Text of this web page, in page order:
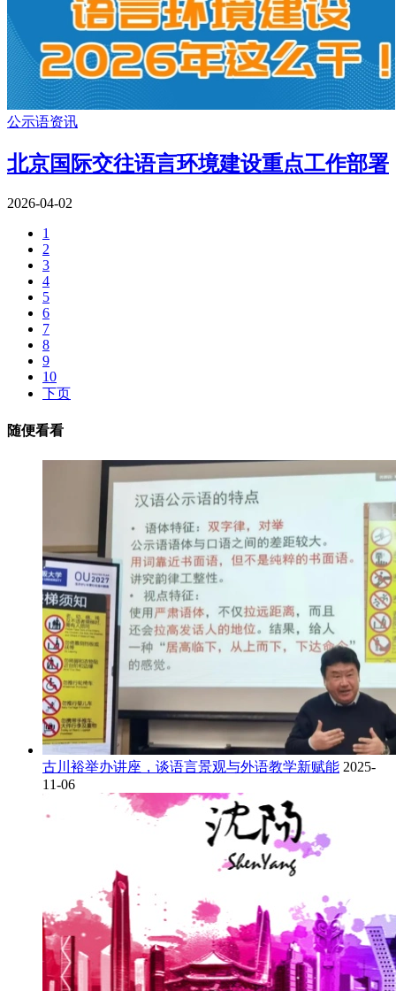
公示语资讯
北京国际交往语言环境建设重点工作部署
2026-04-02
1
2
3
4
5
6
7
8
9
10
下页
随便看看
古川裕举办讲座，谈语言景观与外语教学新赋能 2025-
11-06